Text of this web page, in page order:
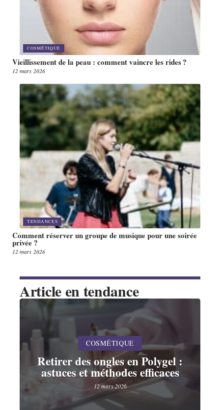
COSMÉTIQUE
Vieillissement de la peau : comment vaincre les rides ?
12 mars 2026
TENDANCES
Comment réserver un groupe de musique pour une soirée
privée ?
12 mars 2026
Article en tendance
COSMÉTIQUE
Retirer des ongles en Polygel :
astuces et méthodes efficaces
12 mars 2026